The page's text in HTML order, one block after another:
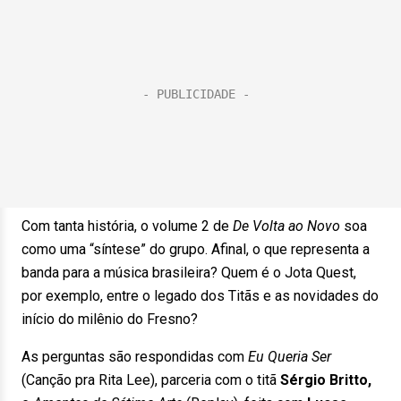
Com tanta história, o volume 2 de De Volta ao Novo soa
como uma “síntese” do grupo. Afinal, o que representa a
banda para a música brasileira? Quem é o Jota Quest,
por exemplo, entre o legado dos Titãs e as novidades do
início do milênio do Fresno?
As perguntas são respondidas com Eu Queria Ser
(Canção pra Rita Lee), parceria com o titã Sérgio Britto,